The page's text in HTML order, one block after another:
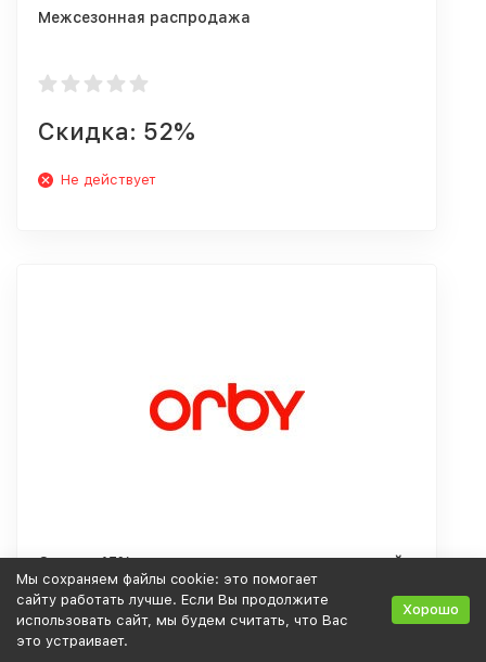
Межсезонная распродажа
Скидка: 52%
Не действует
Скидка 15% дополнительно за оплату картой
на сайте
Мы сохраняем файлы cookie: это помогает
сайту работать лучше. Если Вы продолжите
использовать сайт, мы будем считать, что Вас
это устраивает.
Хорошо